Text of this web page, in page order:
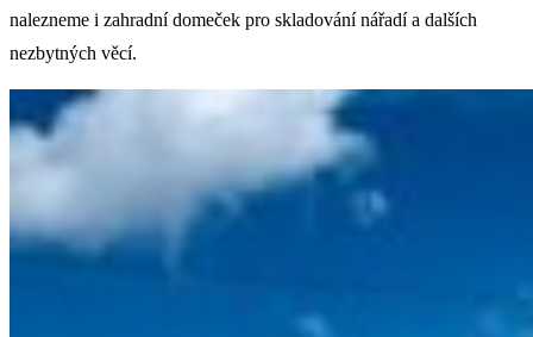
nalezneme i zahradní domeček pro skladování nářadí a dalších
nezbytných věcí.